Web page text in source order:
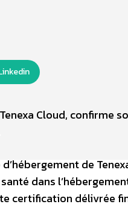
Tenexa Cloud,
de
dans
certification délivrée